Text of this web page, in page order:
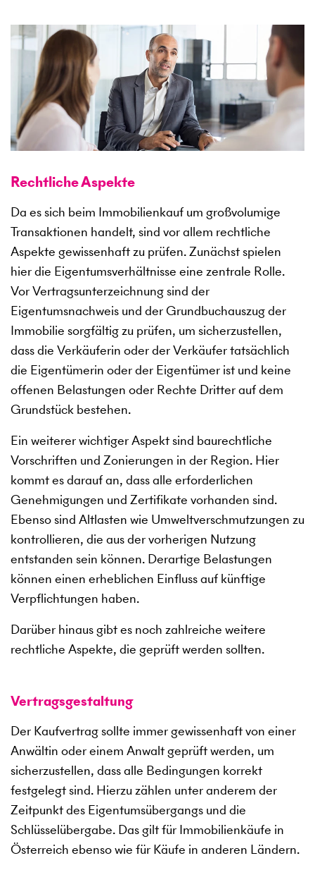
Rechtliche Aspekte
Da es sich beim Immobilienkauf um großvolumige
Transaktionen handelt, sind vor allem rechtliche
Aspekte gewissenhaft zu prüfen. Zunächst spielen
hier die Eigentumsverhältnisse eine zentrale Rolle.
Vor Vertragsunterzeichnung sind der
Eigentumsnachweis und der Grundbuchauszug der
Immobilie sorgfältig zu prüfen, um sicherzustellen,
dass die Verkäuferin oder der Verkäufer tatsächlich
die Eigentümerin oder der Eigentümer ist und keine
offenen Belastungen oder Rechte Dritter auf dem
Grundstück bestehen.
Ein weiterer wichtiger Aspekt sind baurechtliche
Vorschriften und Zonierungen in der Region. Hier
kommt es darauf an, dass alle erforderlichen
Genehmigungen und Zertifikate vorhanden sind.
Ebenso sind Altlasten wie Umweltverschmutzungen zu
kontrollieren, die aus der vorherigen Nutzung
entstanden sein können. Derartige Belastungen
können einen erheblichen Einfluss auf künftige
Verpflichtungen haben.
Darüber hinaus gibt es noch zahlreiche weitere
rechtliche Aspekte, die geprüft werden sollten.
Vertragsgestaltung
Der Kaufvertrag sollte immer gewissenhaft von einer
Anwältin oder einem Anwalt geprüft werden, um
sicherzustellen, dass alle Bedingungen korrekt
festgelegt sind. Hierzu zählen unter anderem der
Zeitpunkt des Eigentumsübergangs und die
Schlüsselübergabe. Das gilt für Immobilienkäufe in
Österreich ebenso wie für Käufe in anderen Ländern.